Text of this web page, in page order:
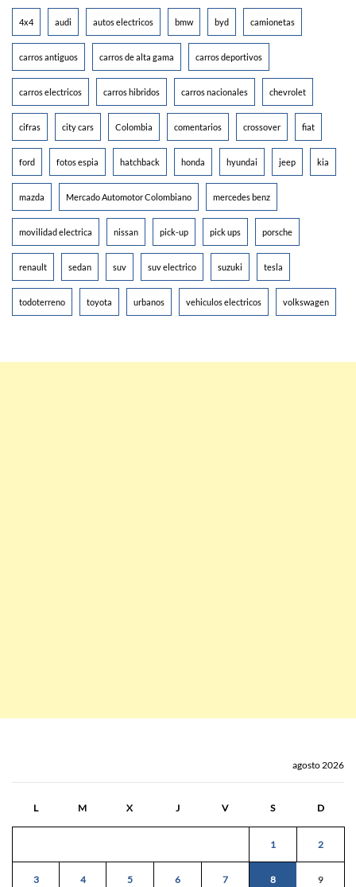
4x4 audi autos electricos bmw byd camionetas
carros antiguos carros de alta gama carros deportivos
carros electricos carros hibridos carros nacionales chevrolet
cifras city cars Colombia comentarios crossover fiat
ford fotos espia hatchback honda hyundai jeep kia
mazda Mercado Automotor Colombiano mercedes benz
movilidad electrica nissan pick-up pick ups porsche
renault sedan suv suv electrico suzuki tesla
todoterreno toyota urbanos vehiculos electricos volkswagen
agosto 2026
L M X J V S D
1 2
3 4 5 6 7 8 9